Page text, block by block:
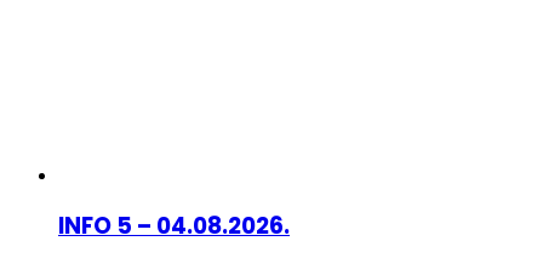
INFO 5 – 04.08.2026.